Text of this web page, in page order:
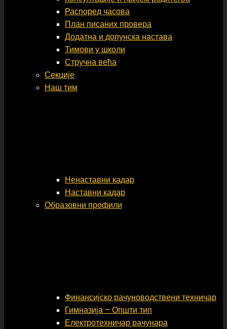
Распоред часова
План писаних провера
Додатна и допунска настава
Тимови у школи
Стручна већа
Секције
Наш тим
Ненаставни кадар
Наставни кадар
Образовни профили
Финансијско рачуноводствени техничар
Гимназија – Општи тип
Електротехничар рачунара